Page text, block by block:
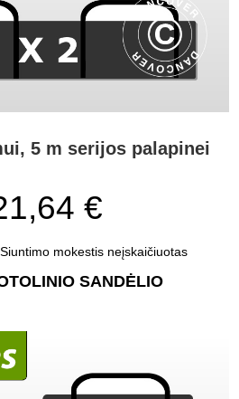
5 m serijos palapinei
€
Siuntimo mokestis neįskaičiuotas
SANDĖLIO